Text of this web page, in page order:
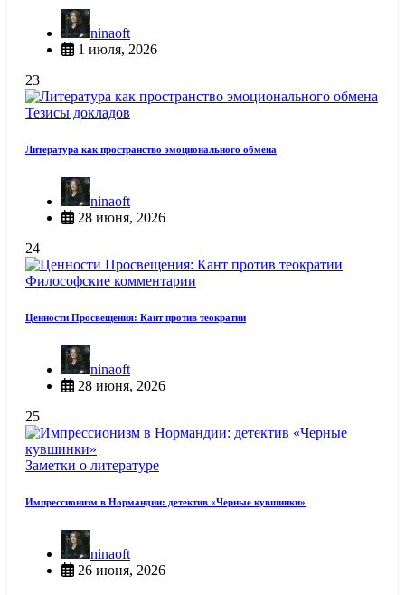
ninaoft
1 июля, 2026
23
Тезисы докладов
Литература как пространство эмоционального обмена
ninaoft
28 июня, 2026
24
Философские комментарии
Ценности Просвещения: Кант против теократии
ninaoft
28 июня, 2026
25
Заметки о литературе
Импрессионизм в Нормандии: детектив «Черные кувшинки»
ninaoft
26 июня, 2026